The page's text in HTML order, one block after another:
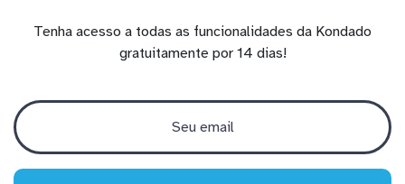
Tenha acesso a todas as funcionalidades da Kondado
gratuitamente por 14 dias!